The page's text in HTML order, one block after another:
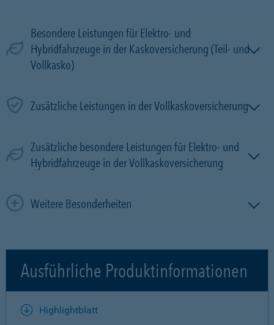
Besondere Leistungen für Elektro- und
Hybridfahrzeuge in der Kaskoversicherung (Teil- und
Vollkasko)
Zusätzliche Leistungen in der Vollkaskoversicherung
Zusätzliche besondere Leistungen für Elektro- und
Hybridfahrzeuge in der Vollkaskoversicherung
Weitere Besonderheiten
Ausführliche Produktinformationen
Highlightblatt